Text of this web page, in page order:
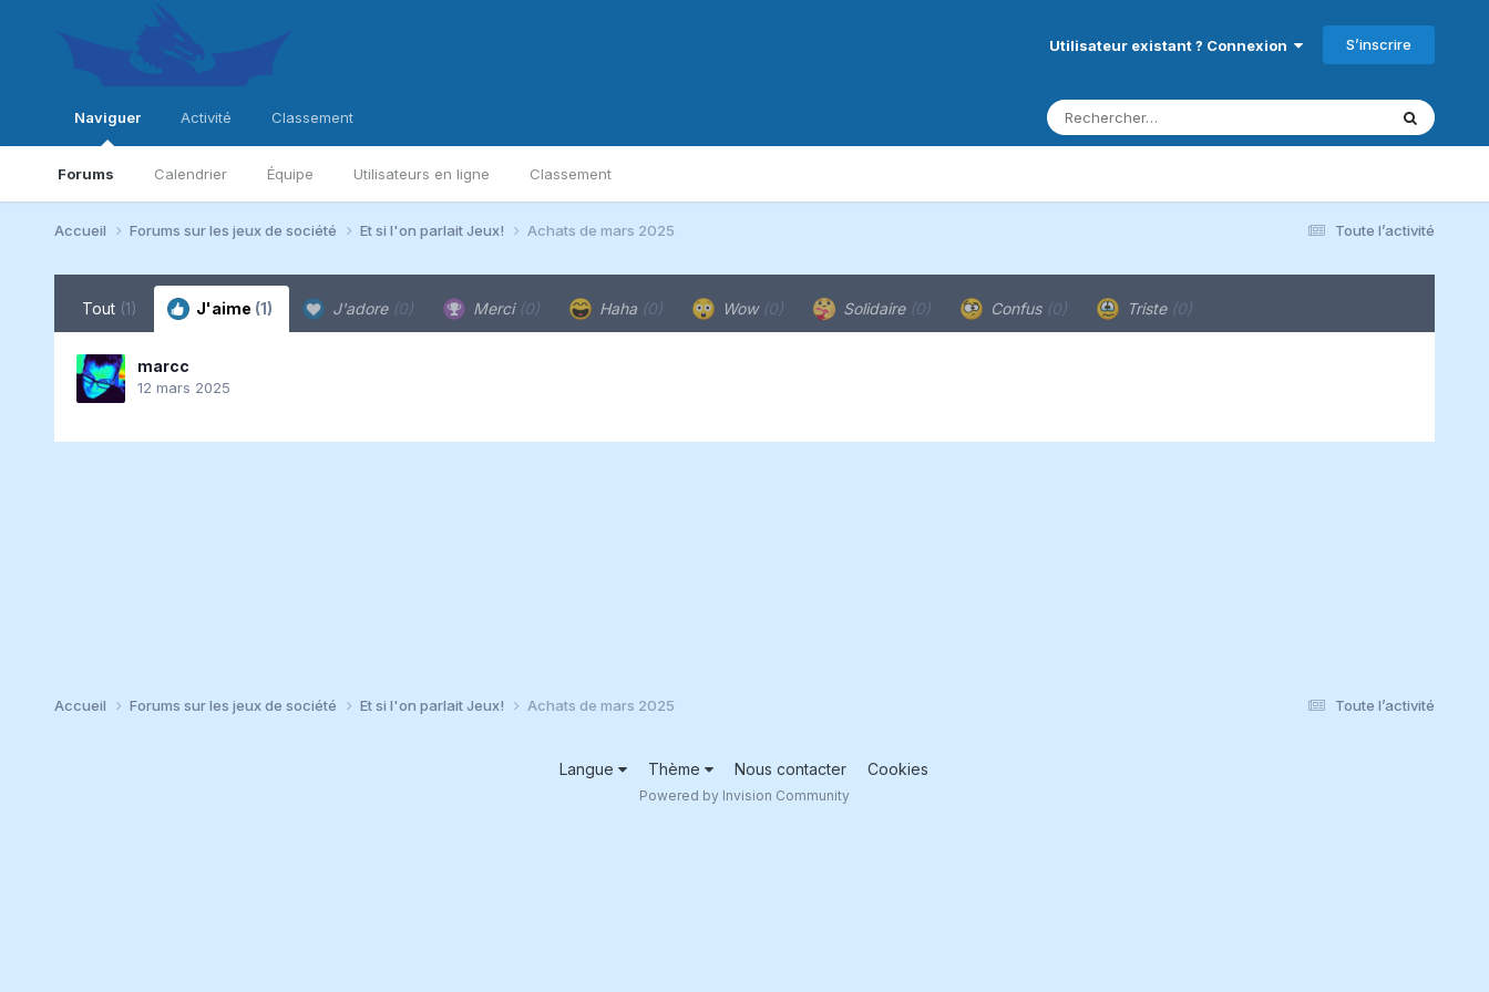
Utilisateur existant ? Connexion S’inscrire
Naviguer
Forums Calendrier Équipe Utilisateurs en ligne Classement
Activité Classement
Toute l’activité
Accueil Forums sur les jeux de société Et si l'on parlait Jeux! Achats de mars 2025
Tout (1) J'aime (1) J'adore (0) Merci (0) Haha (0) Wow (0) Solidaire (0) Confus (0) Triste (0)
marcc
12 mars 2025
Toute l’activité
Accueil Forums sur les jeux de société Et si l'on parlait Jeux! Achats de mars 2025
Langue Thème Nous contacter Cookies
Powered by Invision Community